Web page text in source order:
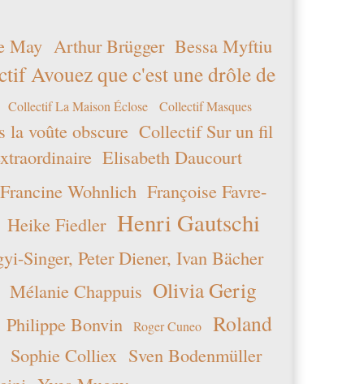
entrées
plus
May Arthur Brügger Bessa Myftiu
Avouez que c'est une drôle de
Collectif La Maison Éclose Collectif Masques
la voûte obscure Collectif Sur un fil
Elisabeth Daucourt
Francine Wohnlich Françoise Favre-
Heike Fiedler Henri Gautschi
Singer, Peter Diener, Ivan Bächer
Mélanie Chappuis Olivia Gerig
Philippe Bonvin Roger Cuneo
Roland
Sophie Colliex Sven Bodenmüller